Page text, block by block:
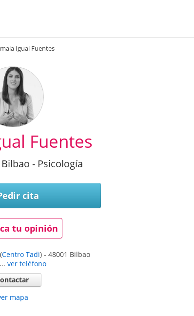
Igual Fuentes
Fuentes
- Psicología
cita
tu opinión
(Centro Tadi) - 48001 Bilbao
ver teléfono
mapa